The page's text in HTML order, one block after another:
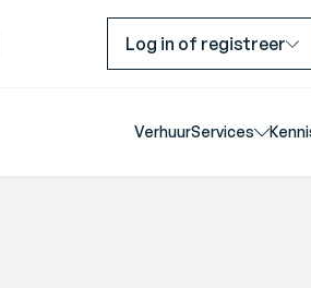
Log in of registreer
VerhuurServices